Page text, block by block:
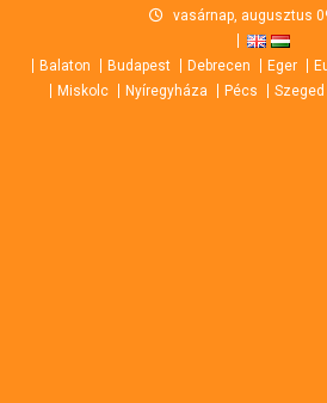
content
vasárnap, augusztus
Balaton Budapest Debrecen Eger
Miskolc
Nyíregyháza Pécs Szeged